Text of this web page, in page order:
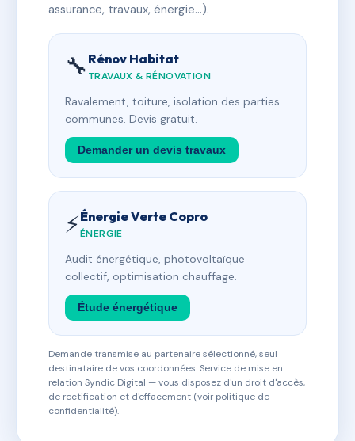
assurance, travaux, énergie…).
🔧 Rénov Habitat
TRAVAUX & RÉNOVATION
Ravalement, toiture, isolation des parties
communes. Devis gratuit.
Demander un devis travaux
⚡Énergie Verte Copro
ÉNERGIE
Audit énergétique, photovoltaïque
collectif, optimisation chauffage.
Étude énergétique
Demande transmise au partenaire sélectionné, seul
destinataire de vos coordonnées. Service de mise en
relation Syndic Digital — vous disposez d'un droit d'accès,
de rectification et d'effacement (voir politique de
confidentialité).